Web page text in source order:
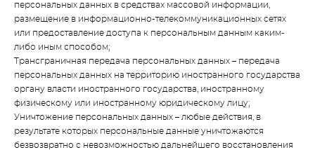
персональных данных в средствах массовой информации,
размещение в информационно-телекоммуникационных сетях
или предоставление доступа к персональным данным каким-
либо иным способом;
Трансграничная передача персональных данных – передача
персональных данных на территорию иностранного государства
органу власти иностранного государства, иностранному
физическому или иностранному юридическому лицу;
Уничтожение персональных данных – любые действия, в
результате которых персональные данные уничтожаются
безвозвратно с невозможностью дальнейшего восстановления